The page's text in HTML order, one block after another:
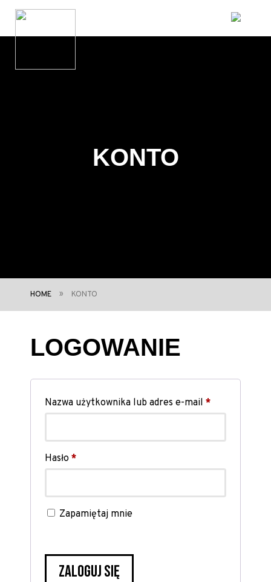
KONTO
HOME » KONTO
LOGOWANIE
Nazwa użytkownika lub adres e-mail *Wymagane
Hasło *Wymagane
Zapamiętaj mnie
ZALOGUJ SIĘ